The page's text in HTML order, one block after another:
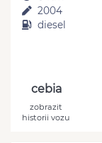
2004
diesel
cebia
zobrazit
historii vozu